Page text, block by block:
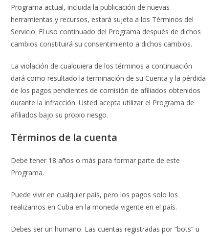
Programa actual, incluida la publicación de nuevas
herramientas y recursos, estará sujeta a los Términos del
Servicio. El uso continuado del Programa después de dichos
cambios constituirá su consentimiento a dichos cambios.
La violación de cualquiera de los términos a continuación
dará como resultado la terminación de su Cuenta y la pérdida
de los pagos pendientes de comisión de afiliados obtenidos
durante la infracción. Usted acepta utilizar el Programa de
afiliados bajo su propio riesgo.
Términos de la cuenta
Debe tener 18 años o más para formar parte de este
Programa.
Puede vivir en cualquier país, pero los pagos solo los
realizamos en Cuba en la moneda vigente en el país.
Debes ser un humano. Las cuentas registradas por “bots” u